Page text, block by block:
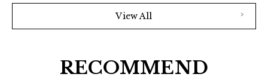
View All
RECOMMEND